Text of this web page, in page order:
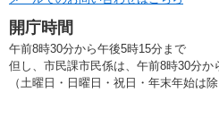
開庁時間
午前8時30分から午後5時15分まで
但し、市民課市民係は、午前8時30分か
（土曜日・日曜日・祝日・年末年始は除